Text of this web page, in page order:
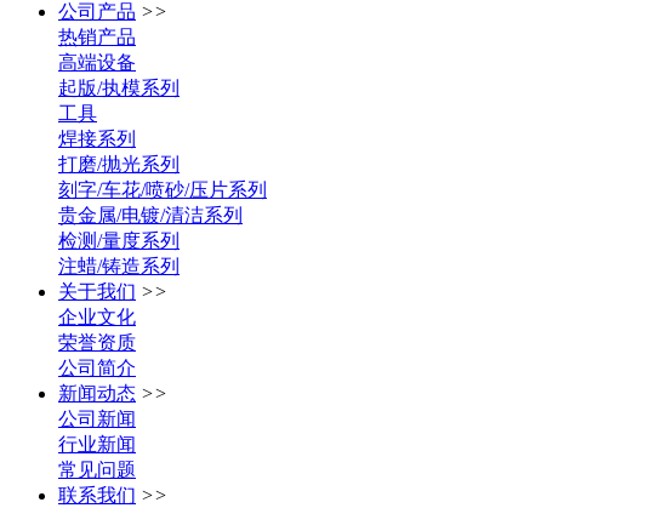
公司产品 >>
热销产品
高端设备
起版/执模系列
工具
焊接系列
打磨/抛光系列
刻字/车花/喷砂/压片系列
贵金属/电镀/清洁系列
检测/量度系列
注蜡/铸造系列
关于我们 >>
企业文化
荣誉资质
公司简介
新闻动态 >>
公司新闻
行业新闻
常见问题
联系我们 >>